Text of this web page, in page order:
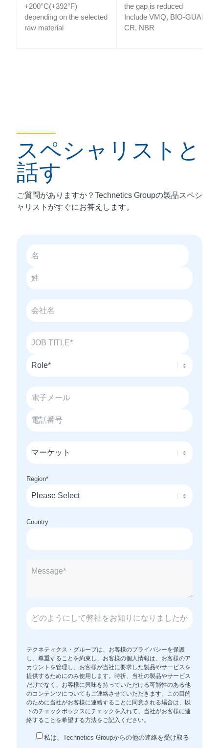
+200°C(+392°F)
depending on the selected
raw material
the gap is reduced
Include VMQ, BIO-
CR, NBR
スペシャリストと
話す
ご質問がありますか？Technetics Groupの製品スペシ
ャリストがすぐにお答えします。
Region*
Country
テクネティクス・グループは、お客様のプライバシーを保護
し、尊重することを約束し、お客様の個人情報は、お客様のア
カウントを管理し、お客様が当社に要求した製品やサービスを
提供するためにのみ使用します。時折、当社の製品やサービス
だけでなく、お客様に興味を持っていただける可能性のある他
のコンテンツについてもご連絡させていただきます。この目的
のために当社がお客様に連絡することに同意される場合は、以
下のチェックボックスにチェックを入れて、当社がお客様に連
絡することを希望する方法をご記入ください。
私は、Technetics Groupからの他の連絡を受け取る